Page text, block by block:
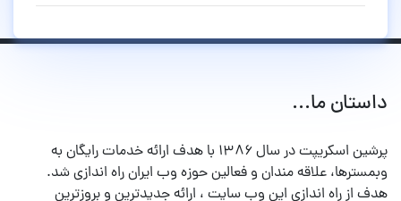
داستان ما...
پرشین اسکریپت در سال ۱۳۸۶ با هدف ارائه خدمات رایگان به
وبمسترها، علاقه مندان و فعالین حوزه وب ایران راه اندازی شد.
هدف از راه اندازی این وب سایت ، ارائه جدیدترین و بروزترین